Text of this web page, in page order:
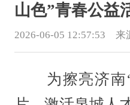
山色”青春公益
2026-06-05 12:57:53 来
为擦亮济南“